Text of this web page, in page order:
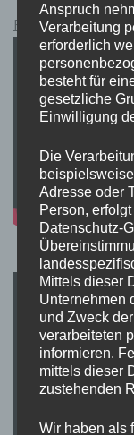
Pokémon
Anspruch
Verarbeitung
erforderlich
besteht für
gesetzliche
Einwilligung
Die
Adresse oder
Person,
Datenschutz-
Mittels dieser
Unternehmen
und Zweck
verarbeiteten
informieren.
mittels dieser
zustehenden
Wir haben als